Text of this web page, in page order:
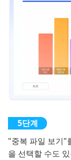
"중복 파일 보기"
을 선택할 수도